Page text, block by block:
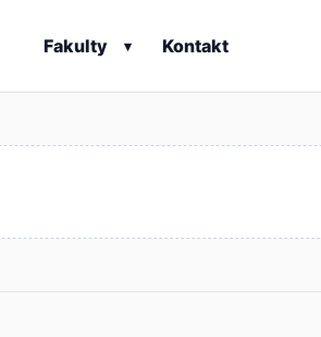
Fakulty ▾ Kontakt